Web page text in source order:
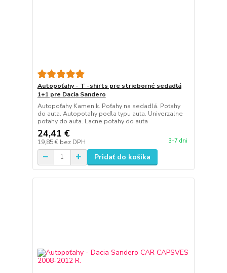
Autopoťahy - T -shirts pre strieborné sedadlá
1+1 pre Dacia Sandero
Autopoťahy Kamenik. Poťahy na sedadlá. Poťahy
do auta. Autopotahy podla typu auta. Univerzalne
potahy do auta. Lacne potahy do auta
24,41 €
19,85 € bez DPH 3-7 dni
Pridať do košíka